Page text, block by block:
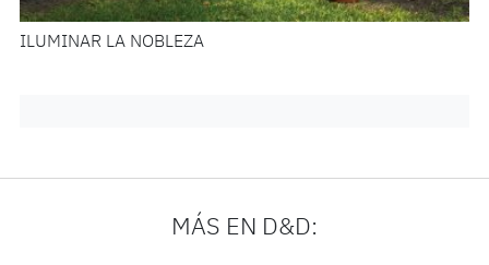
ILUMINAR LA NOBLEZA
MÁS EN D&D: